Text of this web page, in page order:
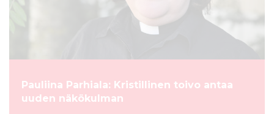
Pauliina Parhiala: Kristillinen toivo antaa
uuden näkökulman